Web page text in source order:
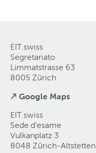
EIT.swiss
Segretariato
Limmatstrasse 63
8005 Zürich
↗ Google Maps
EIT.swiss
Sede d'esame
Vulkanplatz 3
8048 Zürich-Altstetten